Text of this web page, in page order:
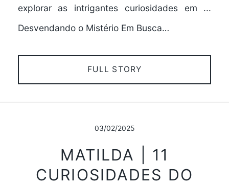
explorar as intrigantes curiosidades em ...
Desvendando o Mistério Em Busca…
FULL STORY
03/02/2025
MATILDA | 11
CURIOSIDADES DO